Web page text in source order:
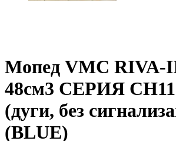
Мопед VMC RIVA-
48см3 СЕРИЯ
(дуги, без
(BLUE)